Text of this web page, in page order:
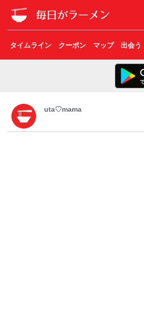
タイムライン クーポン マップ 出会う
uta♡mama